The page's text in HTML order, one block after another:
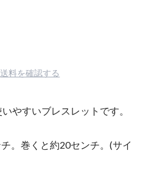
送料を確認する
やすいブレスレットです。
。巻くと約20センチ。(サイ